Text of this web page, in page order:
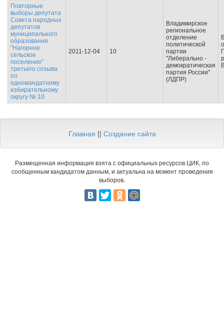
Повторные
выборы депутата
Совета народных
депутатов
муниципального
образования
"Нагорное
сельское
поселение"
третьего созыва
по
одномандатному
избирательному
округу № 10
2011-12-04 10
Владимирское
региональное
отделение
политической
партии
"Либерально -
демократическая
партия России"
(ЛДПР)
Главная || Создание сайта
Размещенная информация взята с официальных ресурсов ЦИК, по
сообщенным кандидатом данным, и актуальна на момент проведения
выборов.